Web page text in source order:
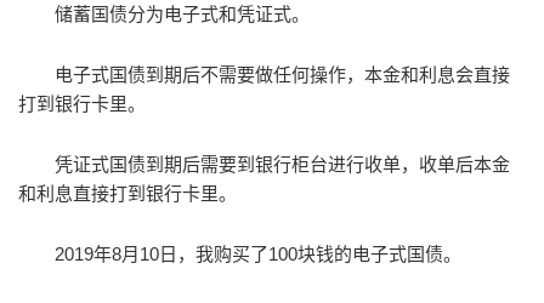
储蓄国债分为电子式和凭证式。
电子式国债到期后不需要做任何操作，本金和利息会直接
打到银行卡里。
凭证式国债到期后需要到银行柜台进行收单，收单后本金
和利息直接打到银行卡里。
2019年8月10日，我购买了100块钱的电子式国债。